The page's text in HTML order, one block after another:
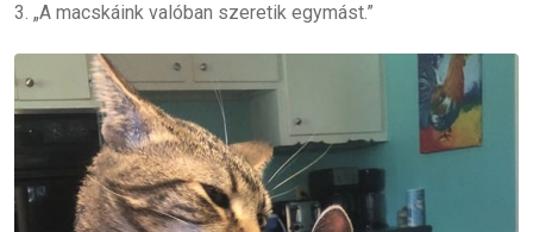
3. „A macskáink valóban szeretik egymást.”